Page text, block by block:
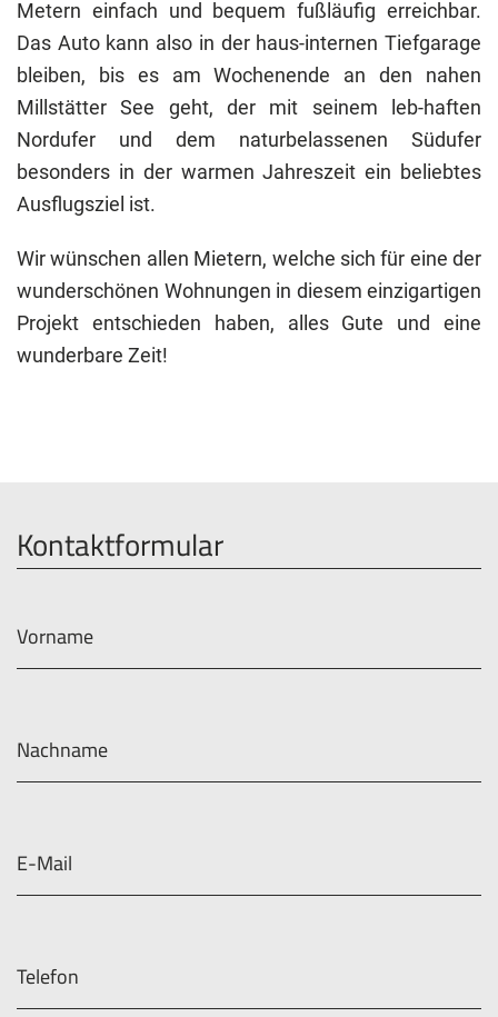
Metern einfach und bequem fußläufig erreichbar.
Das Auto kann also in der haus-internen Tiefgarage
bleiben, bis es am Wochenende an den nahen
Millstätter See geht, der mit seinem leb-haften
Nordufer und dem naturbelassenen Südufer
besonders in der warmen Jahreszeit ein beliebtes
Ausflugsziel ist.
Wir wünschen allen Mietern, welche sich für eine der
wunderschönen Wohnungen in diesem einzigartigen
Projekt entschieden haben, alles Gute und eine
wunderbare Zeit!
Kontaktformular